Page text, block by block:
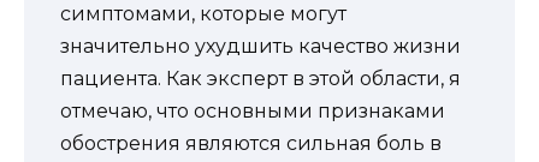
симптомами, которые могут
значительно ухудшить качество жизни
пациента. Как эксперт в этой области, я
отмечаю, что основными признаками
обострения являются сильная боль в